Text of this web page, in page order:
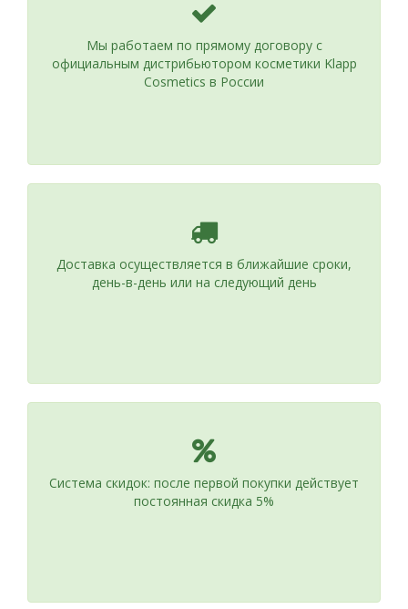
Мы работаем по прямому договору с
официальным дистрибьютором косметики Klapp
Cosmetics в России
Доставка осуществляется в ближайшие сроки,
день-в-день или на следующий день
Система скидок: после первой покупки действует
постоянная скидка 5%